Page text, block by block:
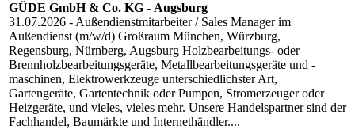
GÜDE GmbH & Co. KG - Augsburg
31.07.2026 - Außendienstmitarbeiter / Sales Manager im
Außendienst (m/w/d) Großraum München, Würzburg,
Regensburg, Nürnberg, Augsburg Holzbearbeitungs- oder
Brennholzbearbeitungsgeräte, Metallbearbeitungsgeräte und -
maschinen, Elektrowerkzeuge unterschiedlichster Art,
Gartengeräte, Gartentechnik oder Pumpen, Stromerzeuger oder
Heizgeräte, und vieles, vieles mehr. Unsere Handelspartner sind der
Fachhandel, Baumärkte und Internethändler....